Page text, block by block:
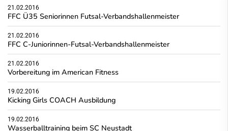
21.02.2016
FFC Ü35 Seniorinnen Futsal-Verbandshallenmeister
21.02.2016
FFC C-Juniorinnen-Futsal-Verbandshallenmeister
21.02.2016
Vorbereitung im American Fitness
19.02.2016
Kicking Girls COACH Ausbildung
19.02.2016
Wasserballtraining beim SC Neustadt